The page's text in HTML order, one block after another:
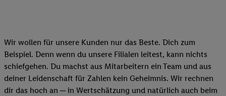
Wir wollen für unsere Kunden nur das Beste. Dich zum
Beispiel. Denn wenn du unsere Filialen leitest, kann nichts
schiefgehen. Du machst aus Mitarbeitern ein Team und aus
deiner Leidenschaft für Zahlen kein Geheimnis. Wir rechnen
dir das hoch an ─ in Wertschätzung und natürlich auch beim